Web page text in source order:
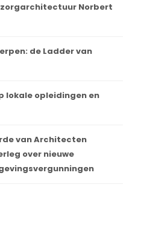
zorgarchitectuur Norbert
de Ladder van
lokale opleidingen en
van Architecten
over nieuwe